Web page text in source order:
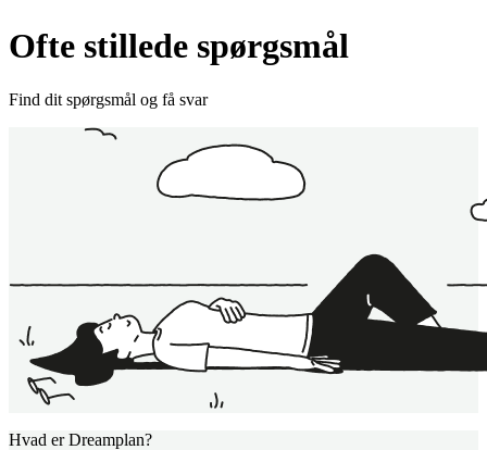
Ofte stillede spørgsmål
Find dit spørgsmål og få svar
Hvad er Dreamplan?